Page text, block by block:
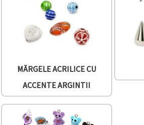
MĂRGELE ACRILICE CU
ACCENTE ARGINTII